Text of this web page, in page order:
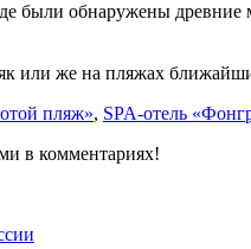
были обнаружены древние
или же на пляжах
пляж», SPA-отель
в комментариях!